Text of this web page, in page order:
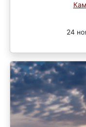
24